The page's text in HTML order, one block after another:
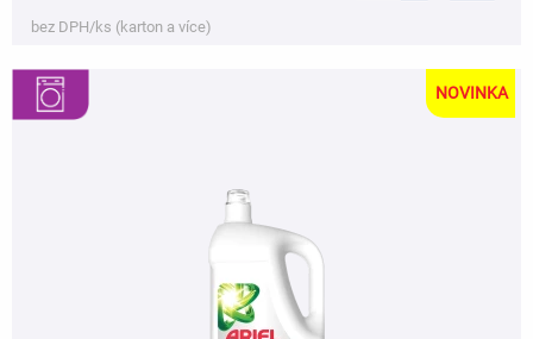
bez DPH/ks (karton a více)
NOVINKA